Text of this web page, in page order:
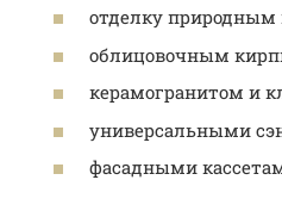
отделку
облицовочным
керамогранитом и
универсальными
фасадными